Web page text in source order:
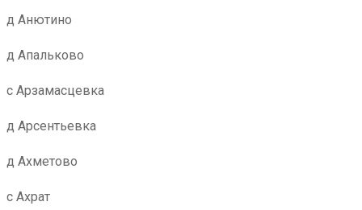
д Анютино
д Апальково
с Арзамасцевка
д Арсентьевка
д Ахметово
с Ахрат